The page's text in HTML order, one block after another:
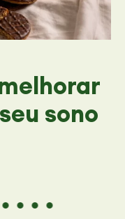
sono